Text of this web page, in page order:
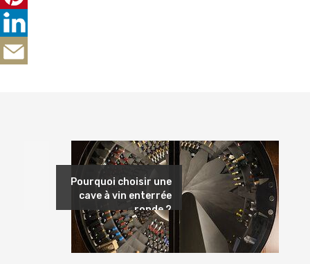
Précédent
Pourquoi choisir une
cave à vin enterrée
ronde ?